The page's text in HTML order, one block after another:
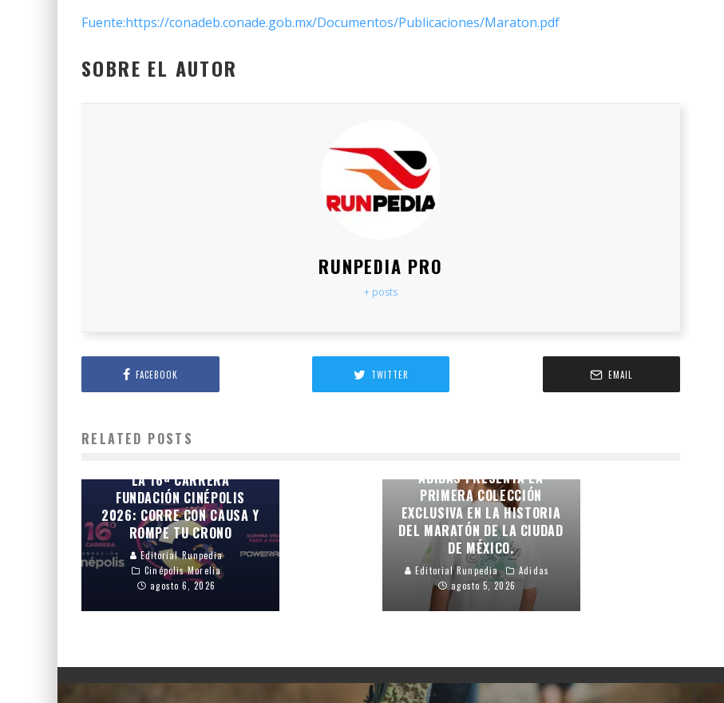
Fuente:https://conadeb.conade.gob.mx/Documentos/Publicaciones/Maraton.pdf
SOBRE EL AUTOR
RUNPEDIA PRO
+ posts
FACEBOOK TWITTER EMAIL
RELATED POSTS
¡INSCRIPCIONES ABIERTAS!
LA 16ª CARRERA
FUNDACIÓN CINÉPOLIS
2026: CORRE CON CAUSA Y
ROMPE TU CRONO
Editorial Runpedia
Cinépolis Morelia
agosto 6, 2026
ADIDAS PRESENTA LA
PRIMERA COLECCIÓN
EXCLUSIVA EN LA HISTORIA
DEL MARATÓN DE LA CIUDAD
DE MÉXICO.
Editorial Runpedia
Adidas
agosto 5, 2026